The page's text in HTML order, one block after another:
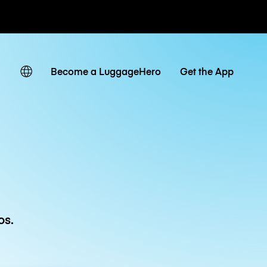
/ día
Become a LuggageHero Get the App